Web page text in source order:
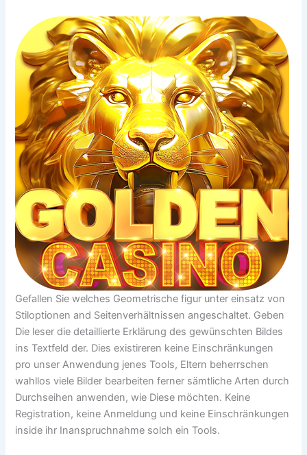
Gefallen Sie welches Geometrische figur unter einsatz von
Stiloptionen and Seitenverhältnissen angeschaltet. Geben
Die leser die detaillierte Erklärung des gewünschten Bildes
ins Textfeld der. Dies existireren keine Einschränkungen
pro unser Anwendung jenes Tools, Eltern beherrschen
wahllos viele Bilder bearbeiten ferner sämtliche Arten durch
Durchseihen anwenden, wie Diese möchten. Keine
Registration, keine Anmeldung und keine Einschränkungen
inside ihr Inanspruchnahme solch ein Tools.